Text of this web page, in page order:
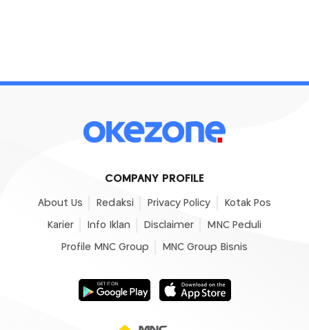
COMPANY PROFILE
About Us Redaksi Privacy Policy Kotak Pos
Karier Info Iklan Disclaimer MNC Peduli
Profile MNC Group MNC Group Bisnis